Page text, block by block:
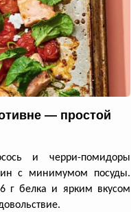
— простой
и черри-помидоры
с минимумом посуды.
г белка и ярким вкусом